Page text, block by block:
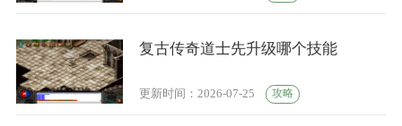
复古传奇道士先升级哪个技能
更新时间：2026-07-25 攻略